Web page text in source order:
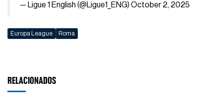
— Ligue 1 English (@Ligue1_ENG)October 2, 2025
Europa League Roma
RELACIONADOS